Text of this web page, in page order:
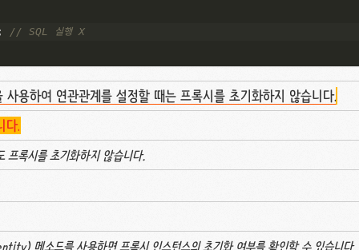
// SQL 실행 X
용하여 연관관계를 설정할 때는 프록시를 초기화하지 않습니다.
다.
록시를 초기화하지 않습니다.
메소드를 사용하면 프록시 인스턴스의 초기화 여부를 확인할 수 있습니다.